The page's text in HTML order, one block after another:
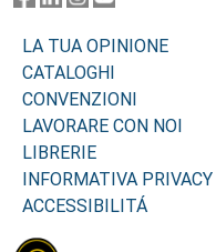
LA TUA OPINIONE
CATALOGHI
CONVENZIONI
LAVORARE CON NOI
LIBRERIE
INFORMATIVA PRIVACY
ACCESSIBILITÁ